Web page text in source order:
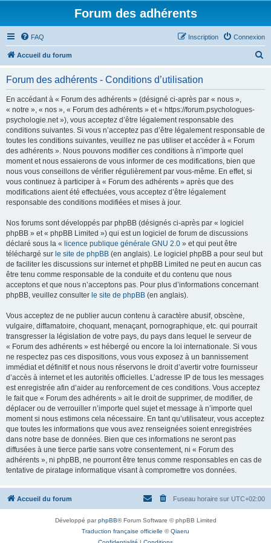
Forum des adhérents
FAQ Connexion
Inscription
Accueil du forum
Forum des adhérents - Conditions d’utilisation
En accédant à « Forum des adhérents » (désigné ci-après par « nous »,
« notre », « nos », « Forum des adhérents » et « https://forum.psychologues-
psychologie.net »), vous acceptez d’être légalement responsable des
conditions suivantes. Si vous n’acceptez pas d’être légalement responsable de
toutes les conditions suivantes, veuillez ne pas utiliser et accéder à « Forum
des adhérents ». Nous pouvons modifier ces conditions à n’importe quel
moment et nous essaierons de vous informer de ces modifications, bien que
nous vous conseillons de vérifier régulièrement par vous-même. En effet, si
vous continuez à participer à « Forum des adhérents » après que des
modifications aient été effectuées, vous acceptez d’être légalement
responsable des conditions modifiées et mises à jour.
Nos forums sont développés par phpBB (désignés ci-après par « logiciel
phpBB » et « phpBB Limited ») qui est un logiciel de forum de discussions
déclaré sous la « licence publique générale GNU 2.0 » et qui peut être
téléchargé sur le site de phpBB (en anglais). Le logiciel phpBB a pour seul but
de faciliter les discussions sur internet et phpBB Limited ne peut en aucun cas
être tenu comme responsable de la conduite et du contenu que nous
acceptons et que nous n’acceptons pas. Pour plus d’informations concernant
phpBB, veuillez consulter le site de phpBB (en anglais).
Vous acceptez de ne publier aucun contenu à caractère abusif, obscène,
vulgaire, diffamatoire, choquant, menaçant, pornographique, etc. qui pourrait
transgresser la législation de votre pays, du pays dans lequel le serveur de
« Forum des adhérents » est hébergé ou encore la loi internationale. Si vous
ne respectez pas ces dispositions, vous vous exposez à un bannissement
immédiat et définitif et nous nous réservons le droit d’avertir votre fournisseur
d’accès à internet et les autorités officielles. L’adresse IP de tous les messages
est enregistrée afin d’aider au renforcement de ces conditions. Vous acceptez
le fait que « Forum des adhérents » ait le droit de supprimer, de modifier, de
déplacer ou de verrouiller n’importe quel sujet et message à n’importe quel
moment si nous estimons cela nécessaire. En tant qu’utilisateur, vous acceptez
que toutes les informations que vous avez renseignées soient enregistrées
dans notre base de données. Bien que ces informations ne seront pas
diffusées à une tierce partie sans votre consentement, ni « Forum des
adhérents », ni phpBB, ne pourront être tenus comme responsables en cas de
tentative de piratage informatique visant à compromettre vos données.
Accueil du forum Fuseau horaire sur UTC+02:00
Développé parphpBB® Forum Software © phpBB Limited
Traduction française officielle ©Qiaeru